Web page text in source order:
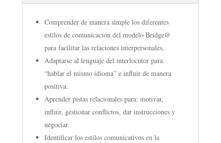
Comprender de manera simple los diferentes
estilos de comunicación del modelo Bridge@
para facilitar las relaciones interpersonales.
Adaptarse al lenguaje del interlocutor para
“hablar el mismo idioma” e influir de manera
positiva.
Aprender pistas relacionales para: motivar,
influir, gestionar conflictos, dar instrucciones y
negociar.
Identificar los estilos comunicativos en la